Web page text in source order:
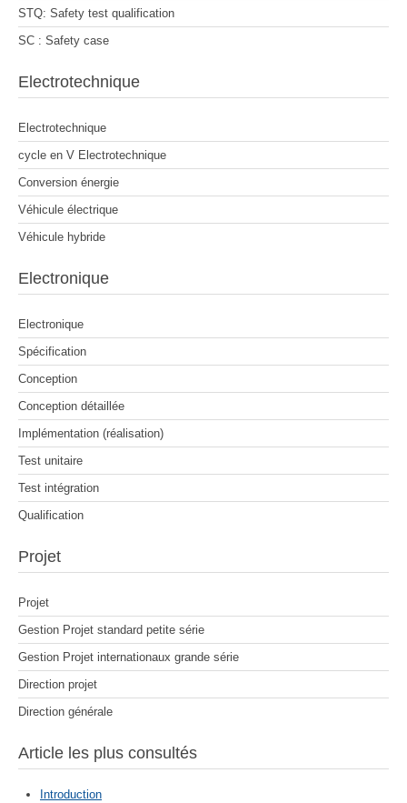
STQ: Safety test qualification
SC : Safety case
Electrotechnique
Electrotechnique
cycle en V Electrotechnique
Conversion énergie
Véhicule électrique
Véhicule hybride
Electronique
Electronique
Spécification
Conception
Conception détaillée
Implémentation (réalisation)
Test unitaire
Test intégration
Qualification
Projet
Projet
Gestion Projet standard petite série
Gestion Projet internationaux grande série
Direction projet
Direction générale
Article les plus consultés
Introduction